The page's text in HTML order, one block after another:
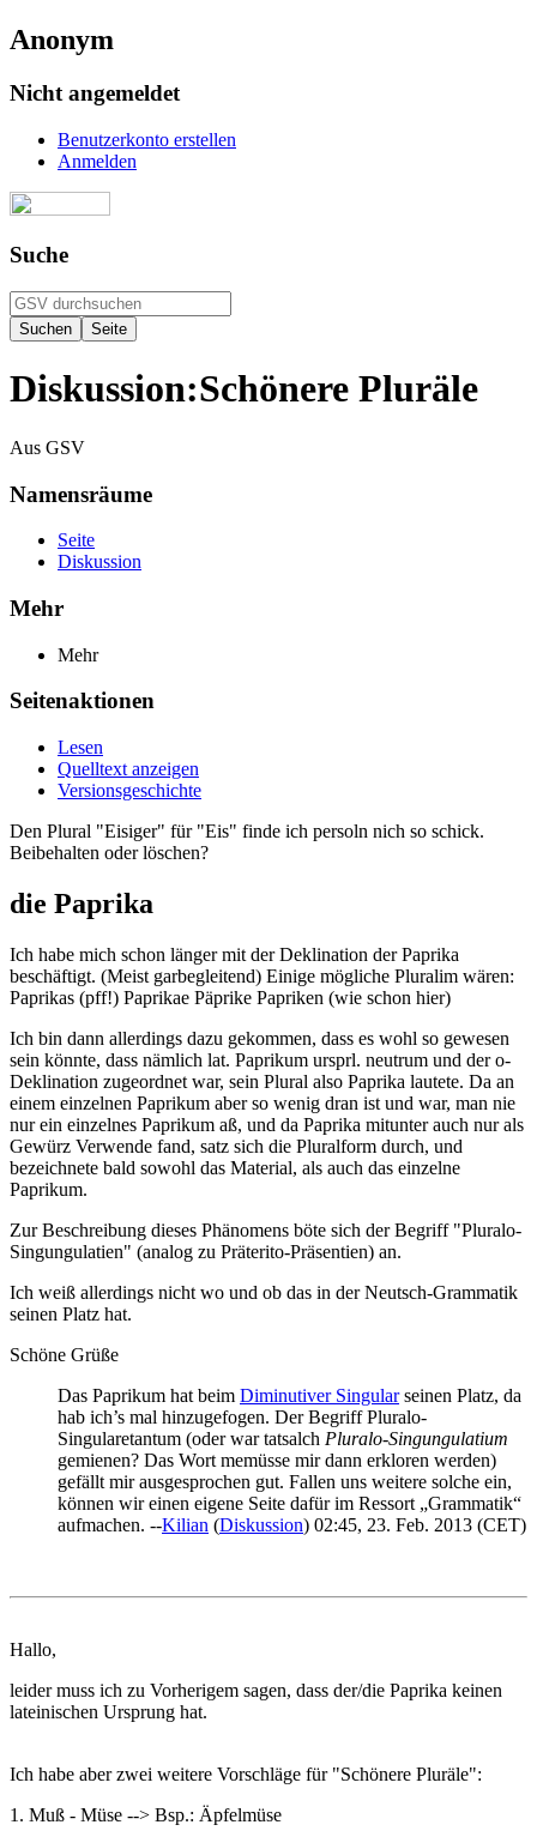
Anonym
Nicht angemeldet
Benutzerkonto erstellen
Anmelden
Suche
Diskussion:Schönere Pluräle
Aus GSV
Namensräume
Seite
Diskussion
Mehr
Mehr
Seitenaktionen
Lesen
Quelltext anzeigen
Versionsgeschichte
Den Plural "Eisiger" für "Eis" finde ich persoln nich so schick.
Beibehalten oder löschen?
die Paprika
Ich habe mich schon länger mit der Deklination der Paprika
beschäftigt. (Meist garbegleitend) Einige mögliche Pluralim wären:
Paprikas (pff!) Paprikae Päprike Papriken (wie schon hier)
Ich bin dann allerdings dazu gekommen, dass es wohl so gewesen
sein könnte, dass nämlich lat. Paprikum ursprl. neutrum und der o-
Deklination zugeordnet war, sein Plural also Paprika lautete. Da an
einem einzelnen Paprikum aber so wenig dran ist und war, man nie
nur ein einzelnes Paprikum aß, und da Paprika mitunter auch nur als
Gewürz Verwende fand, satz sich die Pluralform durch, und
bezeichnete bald sowohl das Material, als auch das einzelne
Paprikum.
Zur Beschreibung dieses Phänomens böte sich der Begriff "Pluralo-
Singungulatien" (analog zu Präterito-Präsentien) an.
Ich weiß allerdings nicht wo und ob das in der Neutsch-Grammatik
seinen Platz hat.
Schöne Grüße
Das Paprikum hat beim Diminutiver Singularseinen Platz, da
hab ich’s mal hinzugefogen. Der Begriff Pluralo-
Singularetantum (oder war tatsalch Pluralo-Singungulatium
gemienen? Das Wort memüsse mir dann erkloren werden)
gefällt mir ausgesprochen gut. Fallen uns weitere solche ein,
können wir einen eigene Seite dafür im Ressort „Grammatik“
aufmachen. --Kilian (Diskussion) 02:45, 23. Feb. 2013 (CET)
Hallo,
leider muss ich zu Vorherigem sagen, dass der/die Paprika keinen
lateinischen Ursprung hat.
Ich habe aber zwei weitere Vorschläge für "Schönere Pluräle":
1. Muß - Müse --> Bsp.: Äpfelmüse